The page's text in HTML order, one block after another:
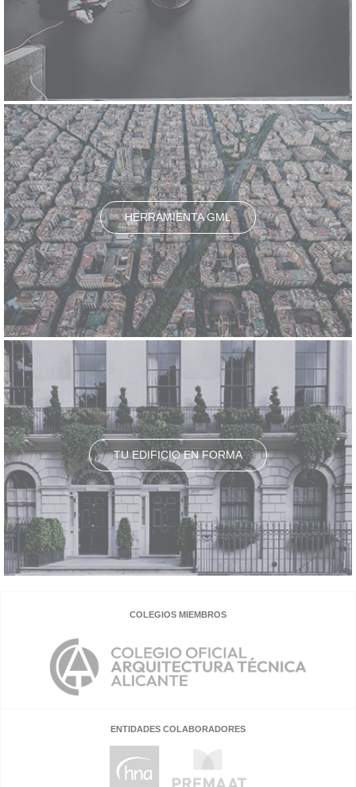
HERRAMIENTA GML
TU EDIFICIO EN FORMA
COLEGIOS MIEMBROS
ENTIDADES COLABORADORES